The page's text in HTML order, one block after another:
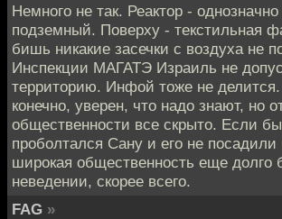
Немного не так. Реактор -
подземный. Поверху - текстильная
бишь никакие засечки с воздуха не
Инспекции МАГАТЭ Израиль не
территорию. Инфой тоже не
конечно, уверен, что надо знают, но
общественности все скрыто. Если
проболтался Сану и его не посадили
широкая общественность еще долго
неведении, скорее всего.
FAG »